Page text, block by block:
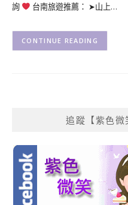
詢
台南旅遊推薦： ➤山上…
CONTINUE READING
追蹤【紫色微